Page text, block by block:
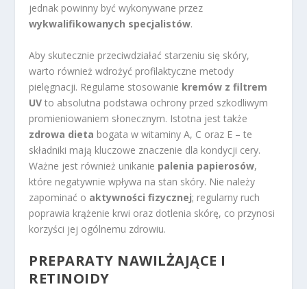
jednak powinny być wykonywane przez
wykwalifikowanych specjalistów.
Aby skutecznie przeciwdziałać starzeniu się skóry,
warto również wdrożyć profilaktyczne metody
pielęgnacji. Regularne stosowanie kremów z filtrem
UV to absolutna podstawa ochrony przed szkodliwym
promieniowaniem słonecznym. Istotna jest także
zdrowa dieta bogata w witaminy A, C oraz E – te
składniki mają kluczowe znaczenie dla kondycji cery.
Ważne jest również unikanie palenia papierosów,
które negatywnie wpływa na stan skóry. Nie należy
zapominać o aktywności fizycznej; regularny ruch
poprawia krążenie krwi oraz dotlenia skórę, co przynosi
korzyści jej ogólnemu zdrowiu.
PREPARATY NAWILŻAJĄCE I
RETINOIDY